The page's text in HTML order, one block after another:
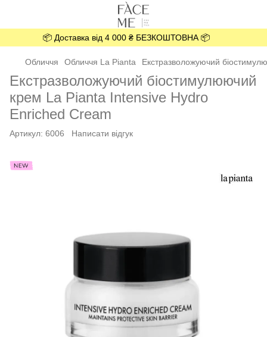
📦 Доставка від 4 000 ₴ БЕЗКОШТОВНА 📦
Обличчя Обличчя La Pianta Екстразволожуючий
Екстразволожуючий біостимулюючий
крем La Pianta Intensive Hydro
Enriched Cream
Артикул: 6006 Написати відгук